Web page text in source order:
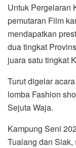
Untuk Pergelaran
pemutaran Film
mendapatkan
dua tingkat
juara satu tingkat
Turut digelar
lomba Fashion
Sejuta Waja.
Kampung Seni
Tualang dan Siak,